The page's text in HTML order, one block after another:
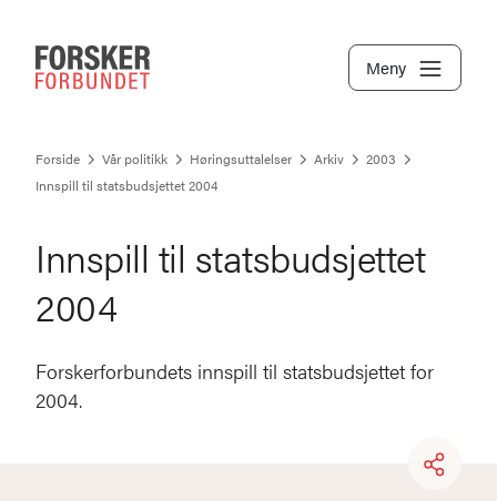
Meny
Forside Vår politikk Høringsuttalelser Arkiv
2003
Innspill til statsbudsjettet 2004
Innspill til statsbudsjettet
2004
Forskerforbundets innspill til statsbudsjettet for
2004.